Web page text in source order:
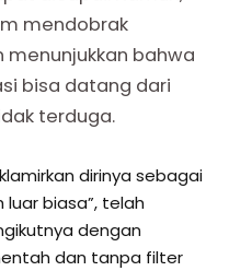
mendobrak
bahwa
bisa datang dari
terduga.
dirinya sebagai
luar biasa”, telah
dengan
dan tanpa filter